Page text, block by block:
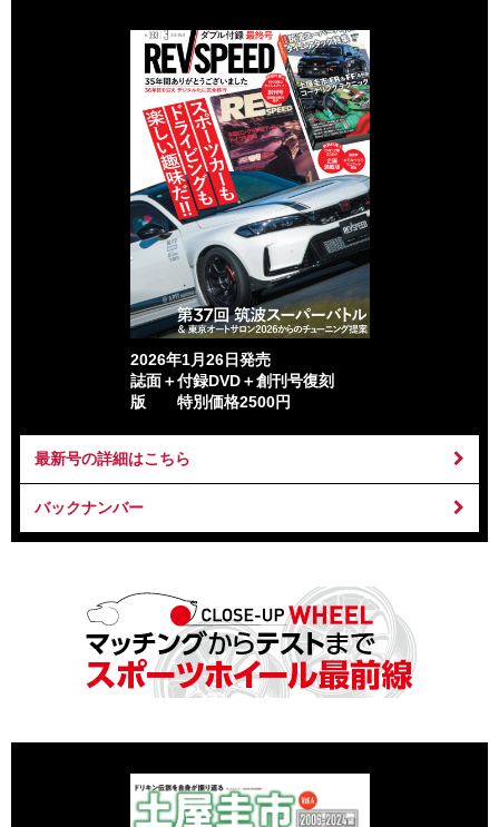
2026年1月26日発売
誌面＋付録DVD＋創刊号復刻
版 特別価格2500円
最新号の詳細はこちら
バックナンバー